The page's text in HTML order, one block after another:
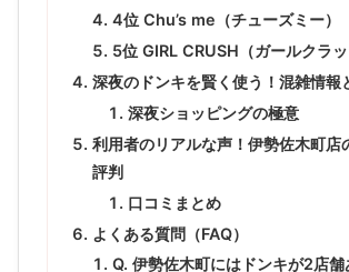
4位 Chu’s me（チューズミー）
5位 GIRL CRUSH（ガールクラッ
深夜のドンキを賢く使う！混雑情報
深夜ショッピングの極意
利用者のリアルな声！伊勢佐木町店
評判
口コミまとめ
よくある質問（FAQ）
Q. 伊勢佐木町にはドンキが2店舗